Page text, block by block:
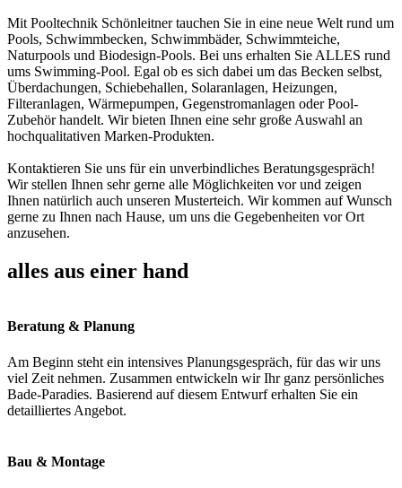
Mit Pooltechnik Schönleitner tauchen Sie in eine neue Welt rund um
Pools, Schwimmbecken, Schwimmbäder, Schwimmteiche,
Naturpools und Biodesign-Pools. Bei uns erhalten Sie ALLES rund
ums Swimming-Pool. Egal ob es sich dabei um das Becken selbst,
Überdachungen, Schiebehallen, Solaranlagen, Heizungen,
Filteranlagen, Wärmepumpen, Gegenstromanlagen oder Pool-
Zubehör handelt. Wir bieten Ihnen eine sehr große Auswahl an
hochqualitativen Marken-Produkten.
Kontaktieren Sie uns für ein unverbindliches Beratungsgespräch!
Wir stellen Ihnen sehr gerne alle Möglichkeiten vor und zeigen
Ihnen natürlich auch unseren Musterteich. Wir kommen auf Wunsch
gerne zu Ihnen nach Hause, um uns die Gegebenheiten vor Ort
anzusehen.
alles aus einer hand
Beratung & Planung
Am Beginn steht ein intensives Planungsgespräch, für das wir uns
viel Zeit nehmen. Zusammen entwickeln wir Ihr ganz persönliches
Bade-Paradies. Basierend auf diesem Entwurf erhalten Sie ein
detailliertes Angebot.
Bau & Montage